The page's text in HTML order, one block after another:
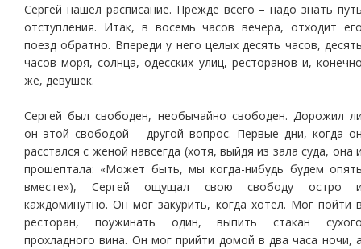
Сергей нашел расписание. Прежде всего – надо знать
отступления. Итак, в восемь часов вечера, отходит
поезд обратно. Впереди у него целых десять часов,
часов моря, солнца, одесских улиц, ресторанов и,
же, девушек.
Сергей был свободен, необычайно свободен. Дорожил
он этой свободой – другой вопрос. Первые дни, когда
расстался с женой навсегда (хотя, выйдя из зала суда, она
прошептала: «Может быть, мы когда-нибудь будем
вместе»), Сергей ощущал свою свободу остро
каждоминутно. Он мог закурить, когда хотел. Мог пойти
ресторан, поужинать один, выпить стакан
прохладного вина. Он мог прийти домой в два часа ночи,